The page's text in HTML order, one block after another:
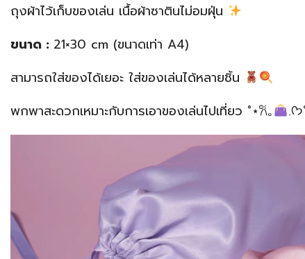
ถุงผ้าไว้เก็บของเล่น เนื้อผ้าซาตินไม่อมฝุ่น
ขนาด : 21×30 cm (ขนาดเท่า A4)
สามารถใส่ของได้เยอะ ใส่ของเล่นได้หลายชิ้น
พกพาสะดวกเหมาะกับการเอาของเล่นไปเที่ยว ˚⋆𐙚｡